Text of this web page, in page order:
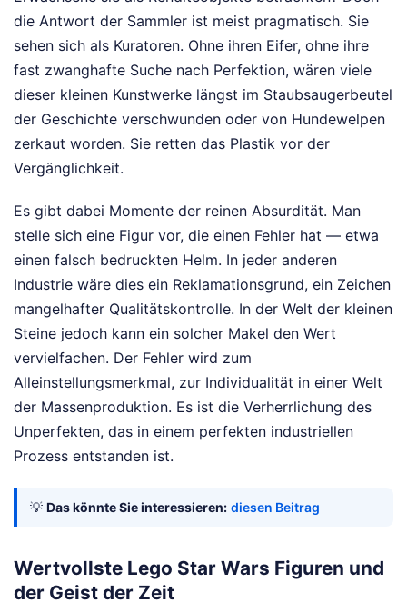
die Antwort der Sammler ist meist pragmatisch. Sie
sehen sich als Kuratoren. Ohne ihren Eifer, ohne ihre
fast zwanghafte Suche nach Perfektion, wären viele
dieser kleinen Kunstwerke längst im Staubsaugerbeutel
der Geschichte verschwunden oder von Hundewelpen
zerkaut worden. Sie retten das Plastik vor der
Vergänglichkeit.
Es gibt dabei Momente der reinen Absurdität. Man
stelle sich eine Figur vor, die einen Fehler hat — etwa
einen falsch bedruckten Helm. In jeder anderen
Industrie wäre dies ein Reklamationsgrund, ein Zeichen
mangelhafter Qualitätskontrolle. In der Welt der kleinen
Steine jedoch kann ein solcher Makel den Wert
vervielfachen. Der Fehler wird zum
Alleinstellungsmerkmal, zur Individualität in einer Welt
der Massenproduktion. Es ist die Verherrlichung des
Unperfekten, das in einem perfekten industriellen
Prozess entstanden ist.
💡 Das könnte Sie interessieren: diesen Beitrag
Wertvollste Lego Star Wars Figuren und
der Geist der Zeit